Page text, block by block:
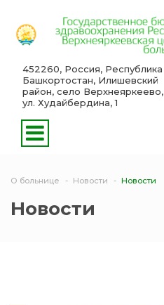
452260, Россия, Республика
Башкортостан, Илишевский
район, село Верхнеяркеево,
ул. Худайбердина, 1
О больнице Новости Новости
Новости